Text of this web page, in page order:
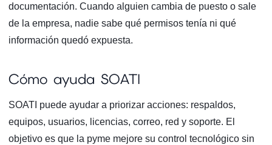
documentación. Cuando alguien cambia de puesto o sale
de la empresa, nadie sabe qué permisos tenía ni qué
información quedó expuesta.
Cómo ayuda SOATI
SOATI puede ayudar a priorizar acciones: respaldos,
equipos, usuarios, licencias, correo, red y soporte. El
objetivo es que la pyme mejore su control tecnológico sin